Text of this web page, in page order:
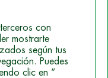
con
mostrarte
según tus
Puedes
clic en “